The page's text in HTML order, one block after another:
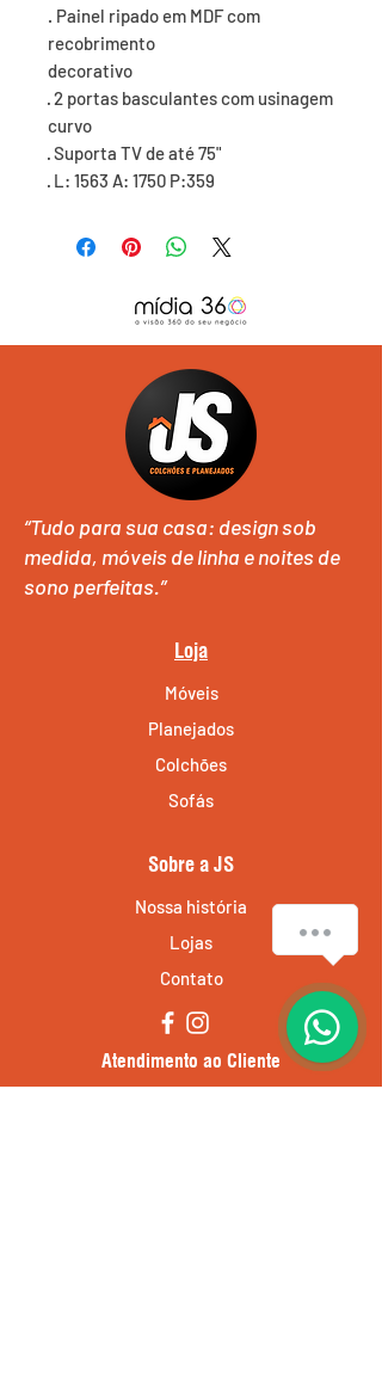
. Painel ripado em MDF com
recobrimento
decorativo
· 2 portas basculantes com usinagem
curvo
· Suporta TV de até 75"
· L: 1563 A: 1750 P:359
“Tudo para sua casa: design sob
medida, móveis de linha e noites de
sono perfeitas.”
Loja
Móveis
Planejados
Colchões
Sofás
Sobre a JS
Nossa história
Lojas
Contato
Atendimento ao Cliente